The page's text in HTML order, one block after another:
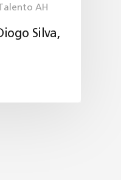
Talento AH
Silva,